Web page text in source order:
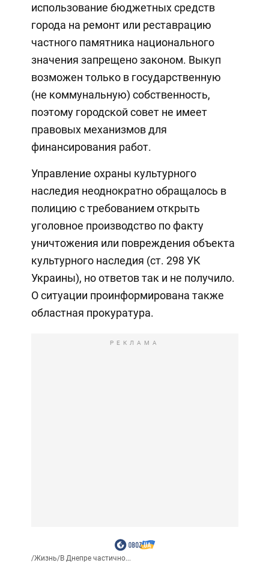
использование бюджетных средств
города на ремонт или реставрацию
частного памятника национального
значения запрещено законом. Выкуп
возможен только в государственную
(не коммунальную) собственность,
поэтому городской совет не имеет
правовых механизмов для
финансирования работ.
Управление охраны культурного
наследия неоднократно обращалось в
полицию с требованием открыть
уголовное производство по факту
уничтожения или повреждения объекта
культурного наследия (ст. 298 УК
Украины), но ответов так и не получило.
О ситуации проинформирована также
областная прокуратура.
РЕКЛАМА
/Жизнь/В Днепре частично...